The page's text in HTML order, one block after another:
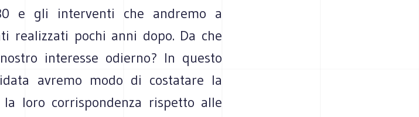
e gli interventi che andremo a
realizzati pochi anni dopo. Da che
interesse odierno? In questo
avremo modo di costatare la
loro corrispondenza rispetto alle